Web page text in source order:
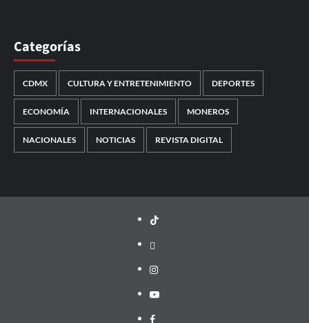
Categorías
CDMX CULTURA Y ENTRETENIMIENTO DEPORTES
ECONOMÍA INTERNACIONALES MONEROS
NACIONALES NOTICIAS REVISTA DIGITAL
TikTok
threads
Instagram
Youtube
Facebook